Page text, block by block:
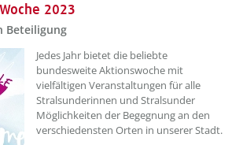
2023
Beteiligung
??? absaetzeOben[1]/titel ???
Jedes Jahr bietet die beliebte
bundesweite Aktionswoche mit
vielfältigen Veranstaltungen für alle
Stralsunderinnen und Stralsunder
Möglichkeiten der Begegnung an den
verschiedensten Orten in unserer Stadt.